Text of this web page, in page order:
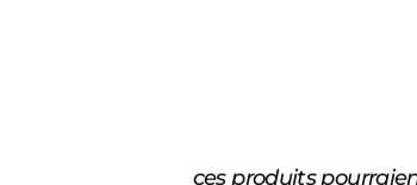
ces produits